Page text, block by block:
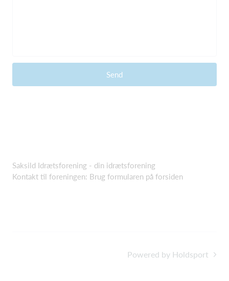
Send
Saksild Idrætsforening - din idrætsforening
Kontakt til foreningen: Brug formularen på forsiden
Powered by Holdsport